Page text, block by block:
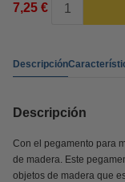
7,25 €
Descripción
Descripción
Con el pegamento para
de madera. Este
objetos de madera que